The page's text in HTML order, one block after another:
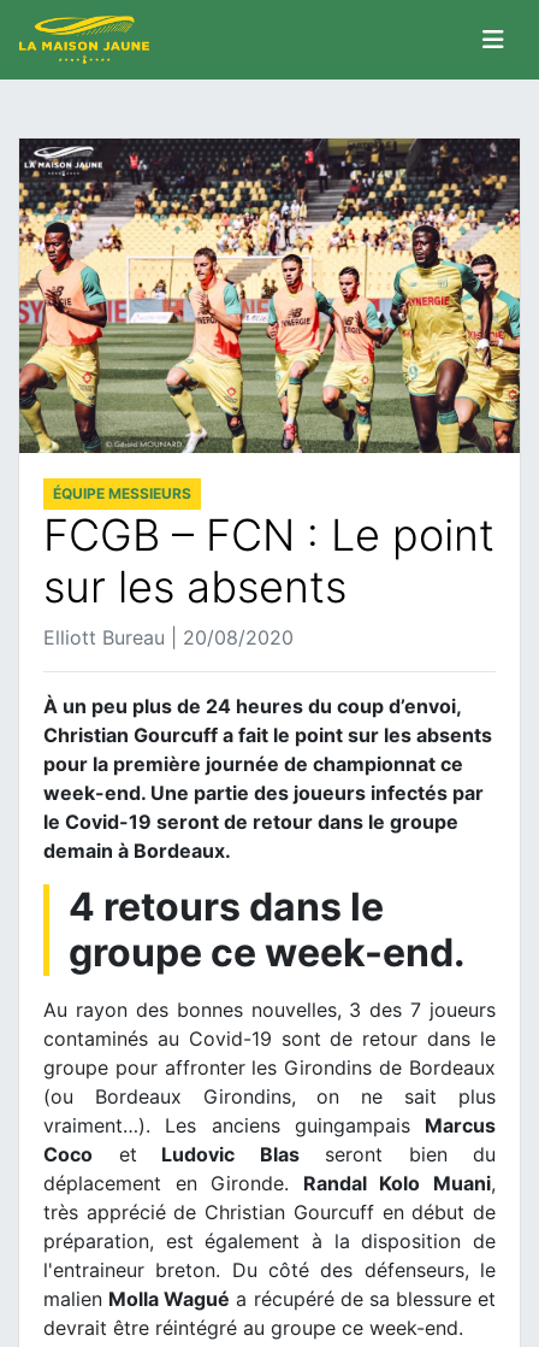
ÉQUIPE MESSIEURS
FCGB – FCN : Le point
sur les absents
Elliott Bureau | 20/08/2020
À un peu plus de 24 heures du coup d’envoi,
Christian Gourcuff a fait le point sur les absents
pour la première journée de championnat ce
week-end. Une partie des joueurs infectés par
le Covid-19 seront de retour dans le groupe
demain à Bordeaux.
4 retours dans le
groupe ce week-end.
Au rayon des bonnes nouvelles, 3 des 7 joueurs
contaminés au Covid-19 sont de retour dans le
groupe pour affronter les Girondins de Bordeaux
(ou Bordeaux Girondins, on ne sait plus
vraiment…). Les anciens guingampais Marcus
Coco et Ludovic Blasseront bien du
déplacement en Gironde. Randal Kolo Muani,
très apprécié de Christian Gourcuff en début de
préparation, est également à la disposition de
l'entraineur breton. Du côté des défenseurs, le
malien Molla Wagué a récupéré de sa blessure et
devrait être réintégré au groupe ce week-end.